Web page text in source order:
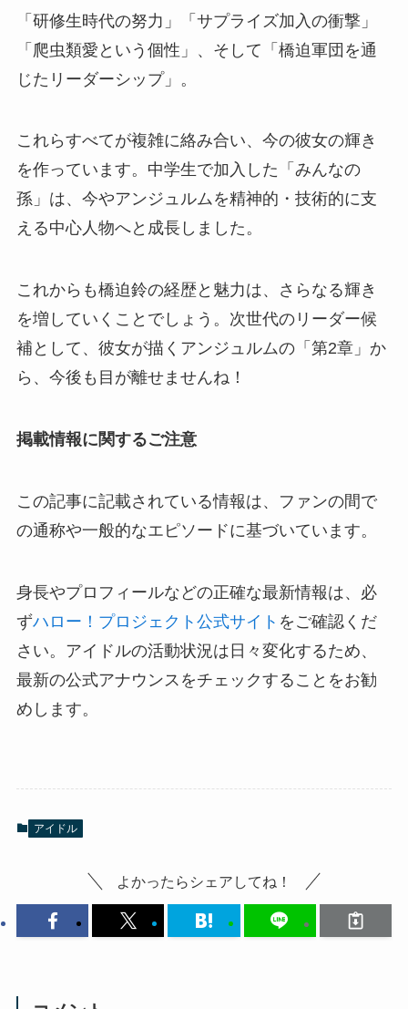
「研修生時代の努力」「サプライズ加入の衝撃」
「爬虫類愛という個性」、そして「橋迫軍団を通
じたリーダーシップ」。
これらすべてが複雑に絡み合い、今の彼女の輝き
を作っています。中学生で加入した「みんなの
孫」は、今やアンジュルムを精神的・技術的に支
える中心人物へと成長しました。
これからも橋迫鈴の経歴と魅力は、さらなる輝き
を増していくことでしょう。次世代のリーダー候
補として、彼女が描くアンジュルムの「第2章」か
ら、今後も目が離せませんね！
掲載情報に関するご注意
この記事に記載されている情報は、ファンの間で
の通称や一般的なエピソードに基づいています。
身長やプロフィールなどの正確な最新情報は、必
ずハロー！プロジェクト公式サイト をご確認くだ
さい。アイドルの活動状況は日々変化するため、
最新の公式アナウンスをチェックすることをお勧
めします。
アイドル
よかったらシェアしてね！